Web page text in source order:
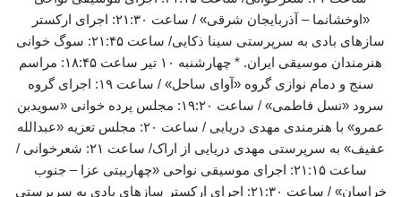
«اوخشانما – آذربایجان شرقی» / ساعت ۲۱:۳۰: اجرای ارکستر
سازهای بادی به سرپرستی سینا ذکایی/ ساعت ۲۱:۴۵: سوگ خوانی
هنرمندان موسیقی ایران. * چهارشنبه ۱۰ تیر ساعت ۱۸:۴۵: مراسم
سنج و دمام نوازی گروه «آوای ساحل» / ساعت ۱۹: اجرای گروه
سرود «نسل فاطمی» / ساعت ۱۹:۲۰: مجلس پرده خوانی «سویدبن
عمرو» با هنرمندی مهدی دریایی / ساعت ۲۰: مجلس تعزیه «عبدالله
عفیف» به سرپرستی مهدی دریایی از اراک/ ساعت ۲۱: شعرخوانی /
ساعت ۲۱:۱۵: اجرای موسیقی نواحی «چهاربیتی عزا – جنوب
خراسان» / ساعت ۲۱:۳۰: اجرای ارکستر سازهای بادی به سرپرستی